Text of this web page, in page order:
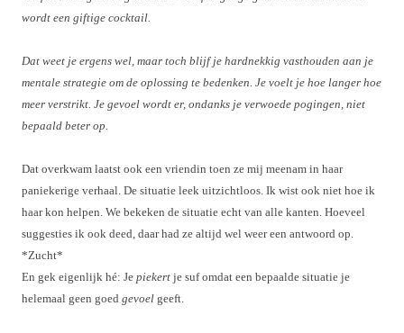
wordt een giftige cocktail.
Dat weet je ergens wel, maar toch blijf je hardnekkig vasthouden aan je
mentale strategie om de oplossing te bedenken. Je voelt je hoe langer hoe
meer verstrikt. Je gevoel wordt er, ondanks je verwoede pogingen, niet
bepaald beter op.
Dat overkwam laatst ook een vriendin toen ze mij meenam in haar
paniekerige verhaal. De situatie leek uitzichtloos. Ik wist ook niet hoe ik
haar kon helpen. We bekeken de situatie echt van alle kanten. Hoeveel
suggesties ik ook deed, daar had ze altijd wel weer een antwoord op.
*Zucht*
En gek eigenlijk hé: Je piekert je suf omdat een bepaalde situatie je
helemaal geen goed gevoel geeft.